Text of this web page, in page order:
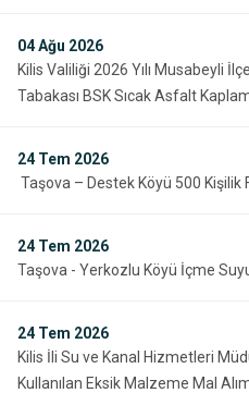
04Ağu 2026
Kilis Valiliği 2026 Yılı Musabeyli
Tabakası BSK Sıcak Asfalt
24 Tem 2026
Taşova – Destek Köyü 500 Kişilik
24 Tem 2026
Taşova - Yerkozlu Köyü İçme
24 Tem 2026
Kilis İli Su ve Kanal Hizmetleri
Kullanılan Eksik Malzeme Mal